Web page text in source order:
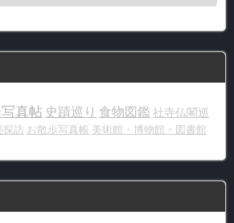
真帖 史蹟巡り 食物図鑑 社寺仏閣巡
探訪 お散歩写真帳 美術館・博物館・図書館